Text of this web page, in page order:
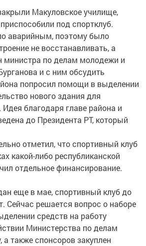
Макуловское училище,
под спортклуб.
аварийным, поэтому было
не восстанавливать, а
министра по делам молодежи и
и с ним обсудить
попросил помощи в выделении
нового здания для
Идея благодаря главе района и
до Президента РТ, который
отметил, что спортивный клуб
какой-либо республиканской
отдельное финансирование.
еще в мае, спортивный клуб до
Сейчас решается вопрос о наборе
средств на работу
Министерства по делам
также спонсоров закуплен